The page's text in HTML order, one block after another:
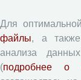
Журналы
Для
файлы, а также
анализа
(подробнее о